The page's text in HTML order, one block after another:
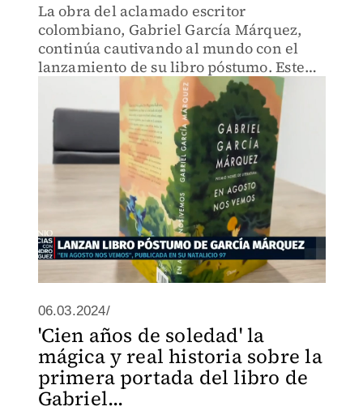
La obra del aclamado escritor
colombiano, Gabriel García Márquez,
continúa cautivando al mundo con el
lanzamiento de su libro póstumo. Este
evento representa un momento
trascendental en la literatura.
06.03.2024/
'Cien años de soledad' la
mágica y real historia sobre la
primera portada del libro de
Gabriel...